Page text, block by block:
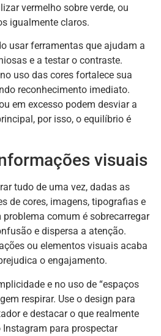
vermelho sobre verde, ou
igualmente claros.
usar ferramentas que ajudam a
e a testar o contraste.
uso das cores fortalece sua
reconhecimento imediato.
em excesso podem desviar a
por isso, o equilíbrio é
visuais
tudo de uma vez, dadas as
de cores, imagens, tipografias e
problema comum é sobrecarregar
e dispersa a atenção.
ou elementos visuais acaba
o engajamento.
e no uso de “espaços
respirar. Use o design para
e destacar o que realmente
para prospectar